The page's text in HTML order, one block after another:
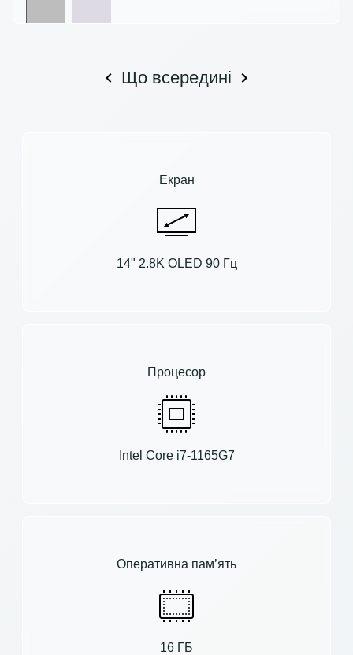
Що всередині
Екран
14" 2.8K OLED 90 Гц
Процесор
Intel Core i7-1165G7
Оперативна пам’ять
16 ГБ